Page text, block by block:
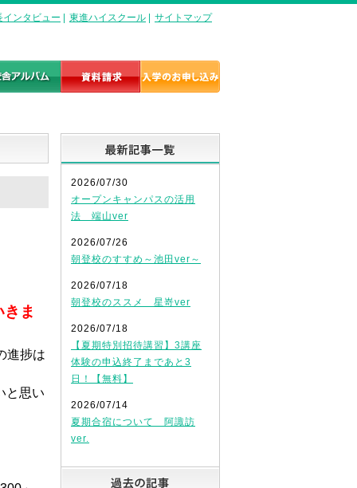
インタビュー 東進ハイスクール サイトマップ
ま
進捗は
と思い
2026/07/30
オープンキャンパスの活用
法 端山ver
2026/07/26
朝登校のすすめ～池田ver～
2026/07/18
朝登校のススメ 星嵜ver
2026/07/18
【夏期特別招待講習】3講座
体験の申込終了まであと3
日！【無料】
2026/07/14
夏期合宿について 阿諏訪
ver.